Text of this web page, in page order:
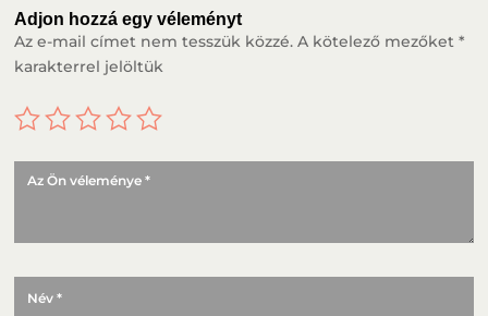
Adjon hozzá egy véleményt
Az e-mail címet nem tesszük közzé. A kötelező mezőket*
karakterrel jelöltük